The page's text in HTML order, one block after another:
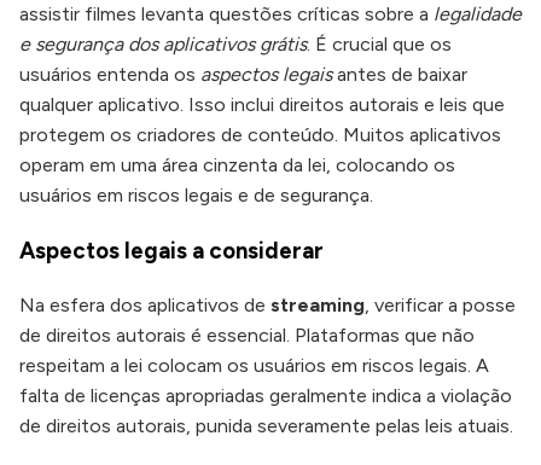
assistir filmes levanta questões críticas sobre a legalidade
e segurança dos aplicativos grátis. É crucial que os
usuários entenda os aspectos legaisantes de baixar
qualquer aplicativo. Isso inclui direitos autorais e leis que
protegem os criadores de conteúdo. Muitos aplicativos
operam em uma área cinzenta da lei, colocando os
usuários em riscos legais e de segurança.
Aspectos legais a considerar
Na esfera dos aplicativos de streaming, verificar a posse
de direitos autorais é essencial. Plataformas que não
respeitam a lei colocam os usuários em riscos legais. A
falta de licenças apropriadas geralmente indica a violação
de direitos autorais, punida severamente pelas leis atuais.